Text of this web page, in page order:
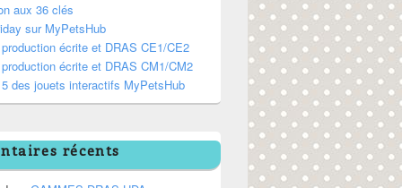
aux 36 clés
sur MyPetsHub
écrite et DRAS CE1/CE2
écrite et DRAS CM1/CM2
des jouets interactifs MyPetsHub
récents